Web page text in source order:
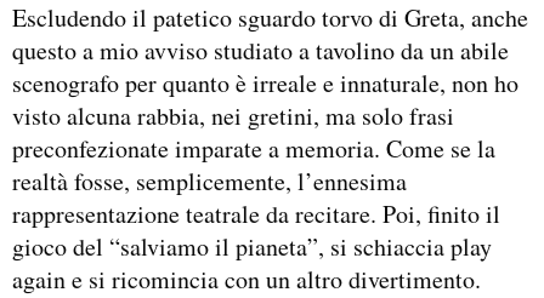
Escludendo il patetico sguardo torvo di Greta, anche
questo a mio avviso studiato a tavolino da un abile
scenografo per quanto è irreale e innaturale, non ho
visto alcuna rabbia, nei gretini, ma solo frasi
preconfezionate imparate a memoria. Come se la
realtà fosse, semplicemente, l’ennesima
rappresentazione teatrale da recitare. Poi, finito il
gioco del “salviamo il pianeta”, si schiaccia play
again e si ricomincia con un altro divertimento.